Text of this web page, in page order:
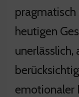
heutigen
unerlässlich,
emotionaler